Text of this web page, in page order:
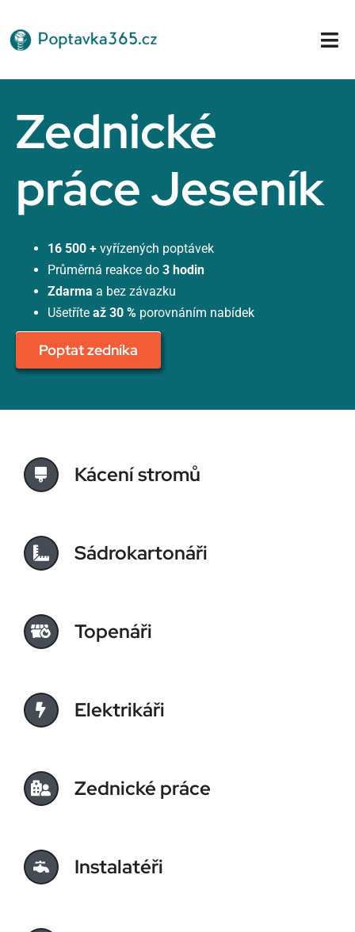
na
obsah
Zednické
práce Jeseník
16 500 + vyřízených poptávek
Průměrná reakce do 3 hodin
Zdarma a bez závazku
Ušetříte až 30 %porovnáním nabídek
Poptat zedníka
Kácení stromů
Sádrokartonáři
Topenáři
Elektrikáři
Zednické práce
Instalatéři